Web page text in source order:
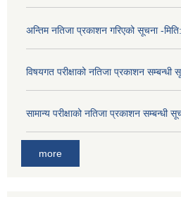
अन्तिम नतिजा प्रकाशन गरिएको सूचना -
विषयगत परीक्षाको नतिजा प्रकाशन
सामान्य परीक्षाको नतिजा प्रकाशन सम्बन्धी
more